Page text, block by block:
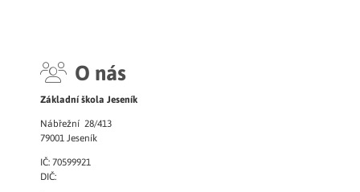
O nás
Základní škola Jeseník
Nábřežní 28/413
79001 Jeseník
IČ: 70599921
DIČ: